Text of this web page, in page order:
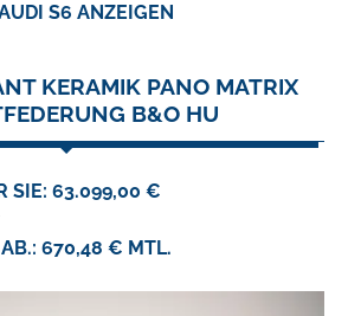
S6 ANZEIGEN
KERAMIK PANO MATRIX
B&O HU
SIE: 63.099,00 €
670,48 € MTL.